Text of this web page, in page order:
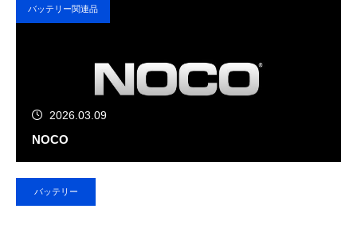
バッテリー関連品
2026.03.09
NOCO
バッテリー